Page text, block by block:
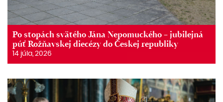
Po stopách svätého Jána Nepomuckého – jubilejná
púť Rožňavskej diecézy do Českej republiky
14 júla, 2026